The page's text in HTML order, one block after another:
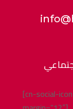
[cn-social-